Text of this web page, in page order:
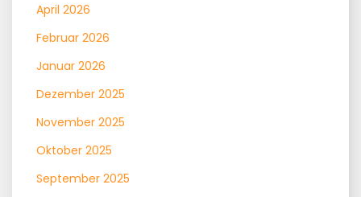
April 2026
Februar 2026
Januar 2026
Dezember 2025
November 2025
Oktober 2025
September 2025